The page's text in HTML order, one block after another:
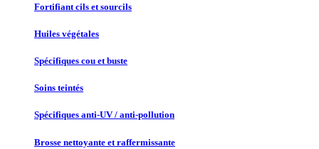
Fortifiant cils et sourcils
Huiles végétales
Spécifiques cou et buste
Soins teintés
Spécifiques anti-UV / anti-pollution
Brosse nettoyante et raffermissante